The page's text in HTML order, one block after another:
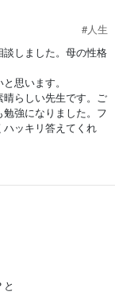
#人生
しました。母の性格
思います。
らしい先生です。ご
強になりました。フ
ッキリ答えてくれ